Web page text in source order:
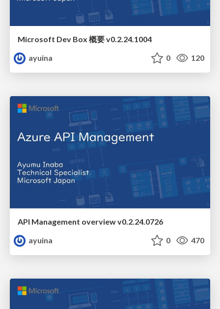
Microsoft Dev Box 概要 v0.2.24.1004
ayuina
0 120
API Management overview v0.2.24.0726
ayuina
0 470